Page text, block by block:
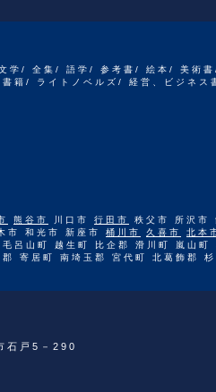
/ 全集/ 語学/ 参考書/ 絵本/ 美術
籍/ ライトノベルズ/ 経営、ビジネス
熊谷市 川口市 行田市 秩父市 所沢市
市 和光市 新座市 桶川市 久喜市 北本
呂山町 越生町 比企郡 滑川町 嵐山町
寄居町 南埼玉郡 宮代町 北葛飾郡 杉
石戸5－290